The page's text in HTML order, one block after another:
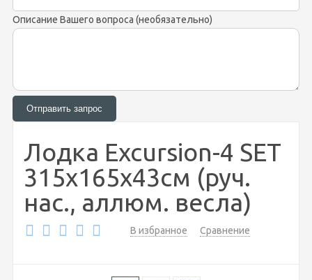
Описание Вашего вопроса (необязательно)
Лодка Excursion-4 SET
315х165х43см (руч.
нас., аллюм. весла)
В избранное Сравнение